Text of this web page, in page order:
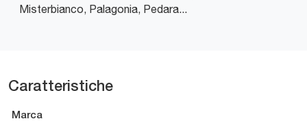
Misterbianco, Palagonia, Pedara...
Caratteristiche
Marca